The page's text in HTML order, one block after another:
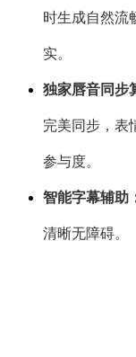
时生成自然流
实。
独家唇音同步
完美同步，表
参与度。
智能字幕辅助
清晰无障碍。